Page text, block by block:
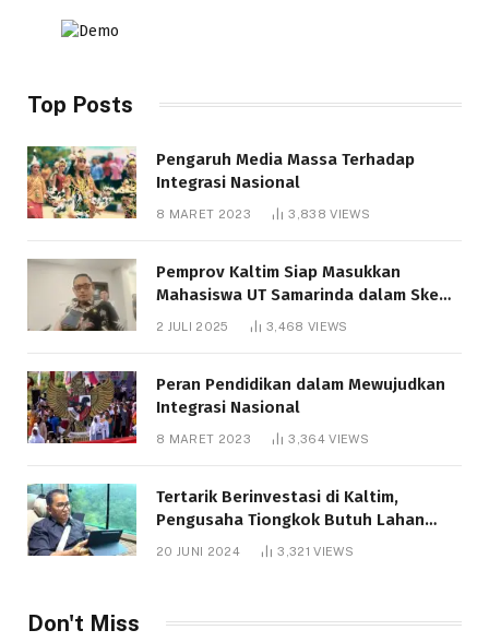
Top Posts
Pengaruh Media Massa Terhadap
Integrasi Nasional
8 MARET 2023 3,838VIEWS
Pemprov Kaltim Siap Masukkan
Mahasiswa UT Samarinda dalam Skema
Bantuan Pendidikan Gratispol
2 JULI 2025 3,468 VIEWS
Peran Pendidikan dalam Mewujudkan
Integrasi Nasional
8 MARET 2023 3,364VIEWS
Tertarik Berinvestasi di Kaltim,
Pengusaha Tiongkok Butuh Lahan
20 JUNI 2024 3,321VIEWS
Don't Miss